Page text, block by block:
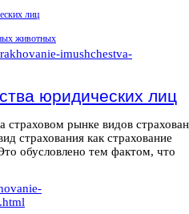
лиц
животных
юридических лиц
рынке видов
страхования как страхование
обусловлено тем фактом, что